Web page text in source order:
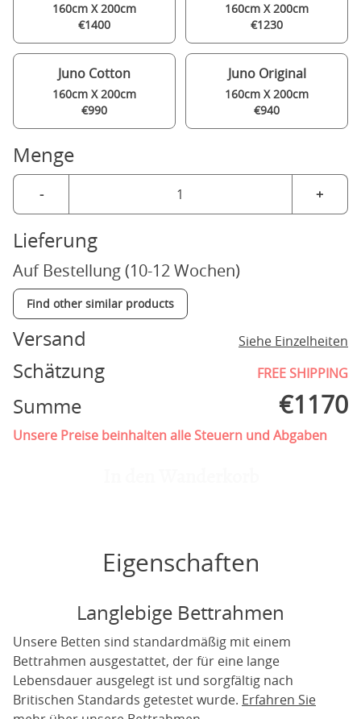
160cm X 200cm
€1400
160cm X 200cm
€1230
Juno Cotton
160cm X 200cm
€990
Juno Original
160cm X 200cm
€940
Menge
- +
Lieferung
Auf Bestellung (10-12 Wochen)
Find other similar products
Versand Siehe Einzelheiten
Schätzung FREE SHIPPING
Summe €1170
Unsere Preise beinhalten alle Steuern und Abgaben
Eigenschaften
Langlebige Bettrahmen
Unsere Betten sind standardmäßig mit einem
Bettrahmen ausgestattet, der für eine lange
Lebensdauer ausgelegt ist und sorgfältig nach
Britischen Standards getestet wurde. Erfahren Sie